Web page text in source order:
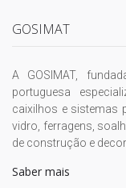
GOSIMAT
A GOSIMAT,
portuguesa
caixilhos e sistemas
vidro, ferragens,
de construção e
Saber mais